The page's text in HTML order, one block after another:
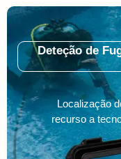
Deteção de
Localização
recurso a